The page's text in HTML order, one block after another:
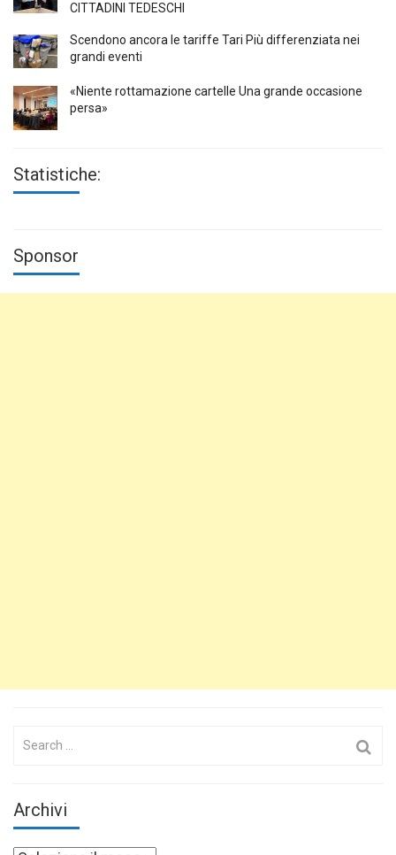
CITTADINI TEDESCHI
Scendono ancora le tariffe Tari Più differenziata nei
grandi eventi
«Niente rottamazione cartelle Una grande occasione
persa»
Statistiche:
Sponsor
Search
Archivi